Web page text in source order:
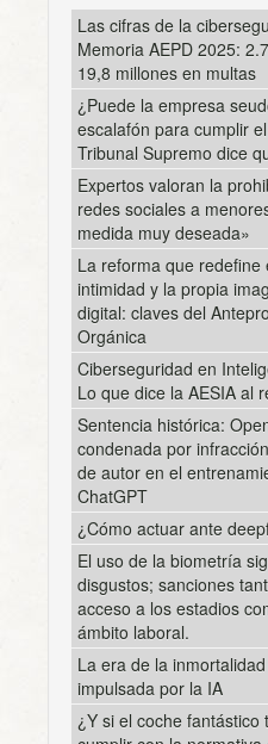
Las cifras de la
Memoria AEPD 2025:
19,8 millones en multas
¿Puede la empresa
escalafón para cumplir
Tribunal Supremo dice
Expertos valoran la
redes sociales a
medida muy deseada»
La reforma que redefine
intimidad y la propia
digital: claves del
Orgánica
Ciberseguridad en
Lo que dice la AESIA al
Sentencia histórica:
condenada por
de autor en el
ChatGPT
¿Cómo actuar ante
El uso de la biometría
disgustos; sanciones
acceso a los estadios
ámbito laboral.
La era de la
impulsada por la IA
¿Y si el coche fantástico